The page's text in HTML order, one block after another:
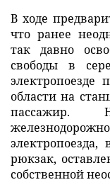
В ходе
что ранее
так давно
свободы в
электропоезде
области на
пассажир.
рюкзак,
собственной